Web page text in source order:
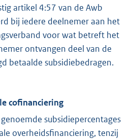
artikel 4:57 van de Awb
bij iedere deelnemer aan het
voor wat betreft het
ontvangen deel van de
betaalde subsidiebedragen.
cofinanciering
subsidiepercentages
overheidsfinanciering, tenzij